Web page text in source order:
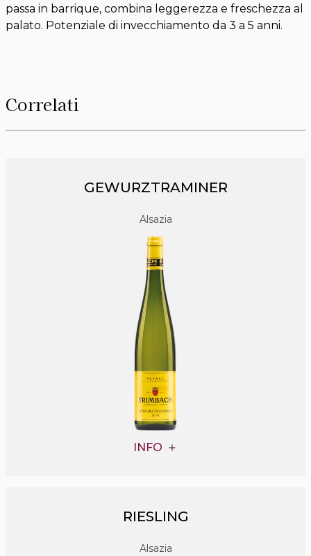
passa in barrique, combina leggerezza e freschezza al
palato. Potenziale di invecchiamento da 3 a 5 anni.
Correlati
GEWURZTRAMINER
Alsazia
INFO
RIESLING
Alsazia